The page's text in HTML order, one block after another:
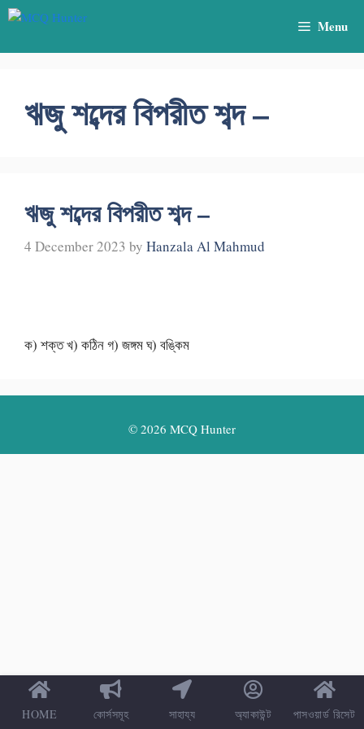
Skip
content
Menu
ঋজু শব্দের বিপরীত শব্দ –
ঋজু শব্দের বিপরীত শব্দ –
4 December 2023 by Hanzala Al Mahmud
ক) শক্ত খ) কঠিন গ) জঙ্গম ঘ) বঙ্কিম
© 2026 MCQ Hunter
HOME কোর্সসমূহ সাহায্য অ্যাকাউন্ট পাসওয়ার্ড রিসেট